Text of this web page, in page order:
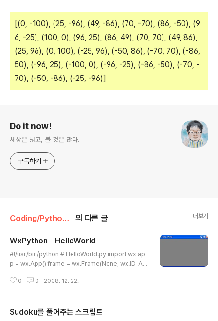
[(0, -100), (25, -96), (49, -86), (70, -70), (86, -50), (9
6, -25), (100, 0), (96, 25), (86, 49), (70, 70), (49, 86),
(25, 96), (0, 100), (-25, 96), (-50, 86), (-70, 70), (-86,
50), (-96, 25), (-100, 0), (-96, -25), (-86, -50), (-70, -
70), (-50, -86), (-25, -96)]
Do it now!
세상은 넓고, 볼 것은 많다.
구독하기
Coding/Python 삽질기 의 다른 글 더보기
WxPython - HelloWorld
#!/usr/bin/python # HelloWorld.py import wx ap
p = wx.App() frame = wx.Frame(None, wx.ID_AN
0 0 2008. 12. 22.
Sudoku를 풀어주는 스크립트